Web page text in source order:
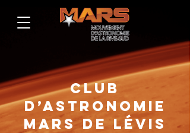
CLUB
d’Astronomie
Mars de Lévis